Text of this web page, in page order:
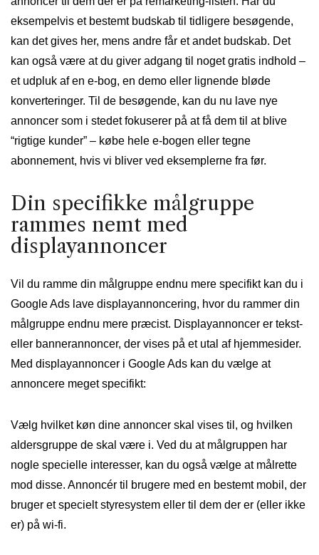
eksempelvis et bestemt budskab til tidligere besøgende,
kan det gives her, mens andre får et andet budskab. Det
kan også være at du giver adgang til noget gratis indhold –
et udpluk af en e-bog, en demo eller lignende bløde
konverteringer. Til de besøgende, kan du nu lave nye
annoncer som i stedet fokuserer på at få dem til at blive
“rigtige kunder” – købe hele e-bogen eller tegne
abonnement, hvis vi bliver ved eksemplerne fra før.
Din specifikke målgruppe
rammes nemt med
displayannoncer
Vil du ramme din målgruppe endnu mere specifikt kan du i
Google Ads lave displayannoncering, hvor du rammer din
målgruppe endnu mere præcist. Displayannoncer er tekst-
eller bannerannoncer, der vises på et utal af hjemmesider.
Med displayannoncer i Google Ads kan du vælge at
annoncere meget specifikt:
Vælg hvilket køn dine annoncer skal vises til, og hvilken
aldersgruppe de skal være i. Ved du at målgruppen har
nogle specielle interesser, kan du også vælge at målrette
mod disse. Annoncér til brugere med en bestemt mobil, der
bruger et specielt styresystem eller til dem der er (eller ikke
er) på wi-fi.